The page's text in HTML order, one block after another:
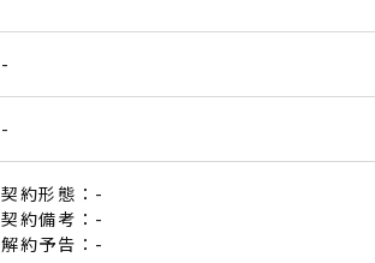
-
-
契約形態：-
契約備考：-
解約予告：-